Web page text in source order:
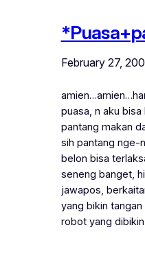
February 27,
puasa, n aku bisa
pantang makan
sih pantang nge-
belon bisa
seneng banget,
jawapos,
yang bikin
robot yang